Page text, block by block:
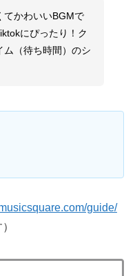
てかわいいBGMで
にぴったり！ク
ム（待ち時間）のシ
guide/